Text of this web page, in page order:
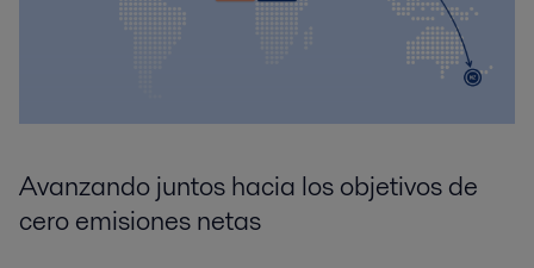
Avanzando juntos hacia los objetivos de
cero emisiones netas